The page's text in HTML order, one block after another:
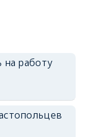
на работу